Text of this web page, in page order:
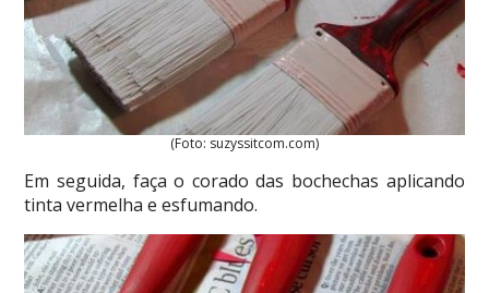
(Foto: suzyssitcom.com)
Em seguida, faça o corado das bochechas aplicando
tinta vermelha e esfumando.